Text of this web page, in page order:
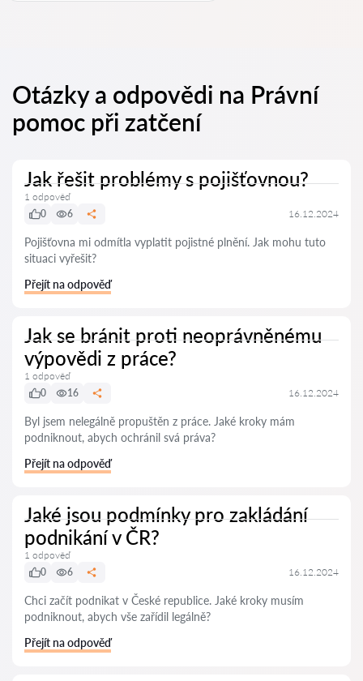
Otázky a odpovědi na Právní
pomoc při zatčení
Jak řešit problémy s pojišťovnou?
1 odpověď
0
6 16.12.2024
Pojišťovna mi odmítla vyplatit pojistné plnění. Jak mohu tuto
situaci vyřešit?
Přejít na odpověď
Jak se bránit proti neoprávněnému
výpovědi z práce?
1 odpověď
0
16 16.12.2024
Byl jsem nelegálně propuštěn z práce. Jaké kroky mám
podniknout, abych ochránil svá práva?
Přejít na odpověď
Jaké jsou podmínky pro zakládání
podnikání v ČR?
1 odpověď
0
6 16.12.2024
Chci začít podnikat v České republice. Jaké kroky musím
podniknout, abych vše zařídil legálně?
Přejít na odpověď